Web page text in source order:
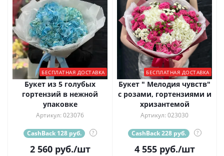
БЕСПЛАТНАЯ ДОСТАВКА
Букет из 5 голубых
гортензий в нежной
упаковке
Артикул: 023076
CashBack 128 руб. ?
2 560руб./шт
БЕСПЛАТНАЯ ДОСТАВКА
Букет " Мелодия чувств"
с розами, гортензиями и
хризантемой
Артикул: 023030
CashBack 228 руб. ?
4 555руб./шт